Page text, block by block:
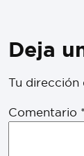
Deja
Tu dirección
Comentario *